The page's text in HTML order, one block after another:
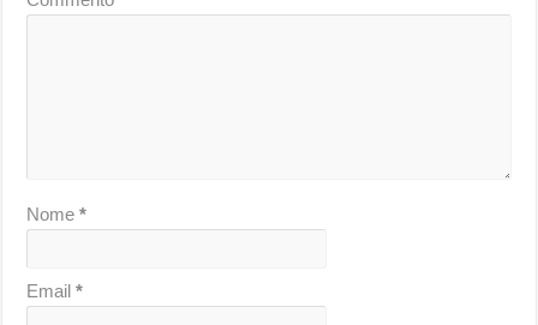
Nome*
Email*